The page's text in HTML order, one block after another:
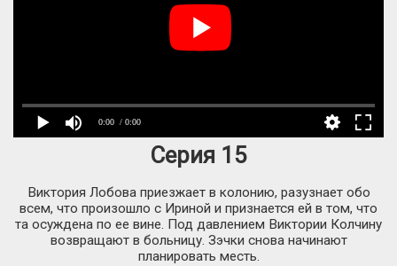
0:00 / 0:00
Серия 15
Виктория Лобова приезжает в колонию, разузнает обо
всем, что произошло с Ириной и признается ей в том, что
та осуждена по ее вине. Под давлением Виктории Колчину
возвращают в больницу. Зэчки снова начинают
планировать месть.